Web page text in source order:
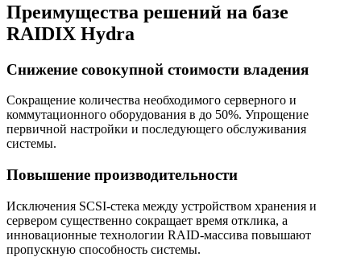
Преимущества решений на базе
RAIDIX Hydra
Снижение совокупной стоимости владения
Сокращение количества необходимого серверного и
коммутационного оборудования в до 50%. Упрощение
первичной настройки и последующего обслуживания
системы.
Повышение производительности
Исключения SCSI-стека между устройством хранения и
сервером существенно сокращает время отклика, а
инновационные технологии RAID-массива повышают
пропускную способность системы.